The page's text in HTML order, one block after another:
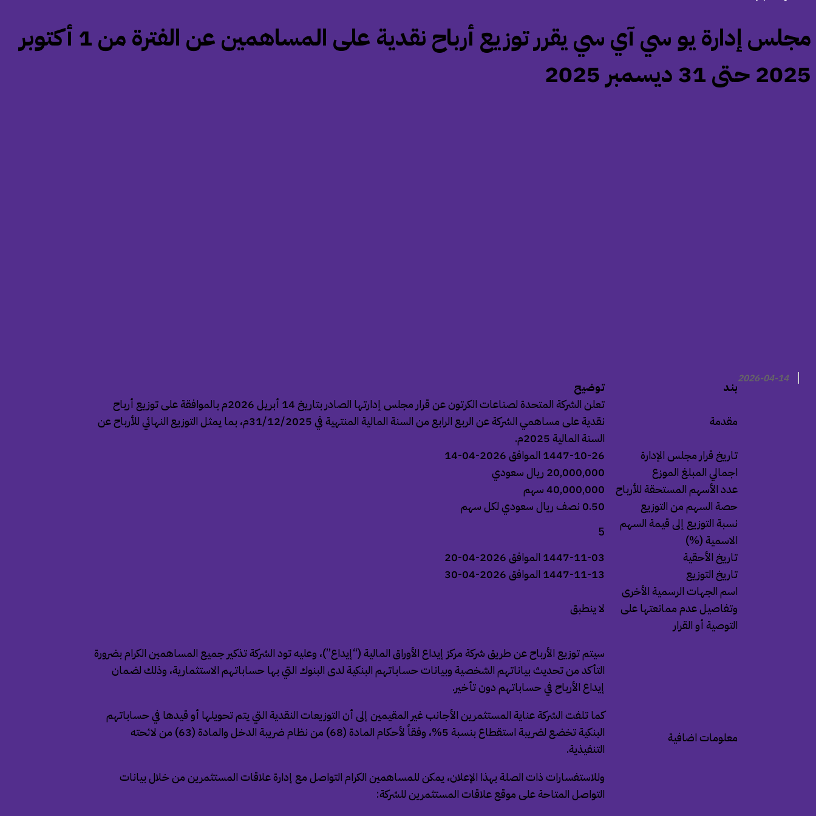
‏مجلس إدارة يو سي آي سي يقرر توزيع أرباح نقدية على المساهمين عن الفترة من 1 أكتوبر
2025 حتى 31 ديسمبر 2025
2026-04-14
بند توضيح
مقدمة
تعلن الشركة المتحدة لصناعات الكرتون عن قرار مجلس إدارتها الصادر بتاريخ 14 أبريل 2026م بالموافقة على توزيع أرباح
نقدية على مساهمي الشركة عن الربع الرابع من السنة المالية المنتهية في 31/12/2025م، بما يمثل التوزيع النهائي للأرباح عن
السنة المالية 2025م.
تاريخ قرار مجلس الإدارة
1447-10-26 الموافق 2026-04-14
اجمالي المبلغ الموزع
20,000,000 ريال سعودي
عدد الأسهم المستحقة للأرباح
40,000,000 سهم
حصة السهم من التوزيع
0.50 نصف ريال سعودي لكل سهم
نسبة التوزيع إلى قيمة السهم
الاسمية (%)
5
تاريخ الأحقية
1447-11-03 الموافق 2026-04-20
تاريخ التوزيع
1447-11-13 الموافق 2026-04-30
اسم الجهات الرسمية الأخرى
وتفاصيل عدم ممانعتها على
التوصية أو القرار
لا ينطبق
معلومات اضافية
سيتم توزيع الأرباح عن طريق شركة مركز إيداع الأوراق المالية (“إيداع”)، وعليه تود الشركة تذكير جميع المساهمين الكرام بضرورة
التأكد من تحديث بياناتهم الشخصية وبيانات حساباتهم البنكية لدى البنوك التي بها حساباتهم الاستثمارية، وذلك لضمان
إيداع الأرباح في حساباتهم دون تأخير.
كما تلفت الشركة عناية المستثمرين الأجانب غير المقيمين إلى أن التوزيعات النقدية التي يتم تحويلها أو قيدها في حساباتهم
البنكية تخضع لضريبة استقطاع بنسبة 5%، وفقاً لأحكام المادة (68) من نظام ضريبة الدخل والمادة (63) من لائحته
التنفيذية.
وللاستفسارات ذات الصلة بهذا الإعلان، يمكن للمساهمين الكرام التواصل مع إدارة علاقات المستثمرين من خلال بيانات
التواصل المتاحة على موقع علاقات المستثمرين للشركة: